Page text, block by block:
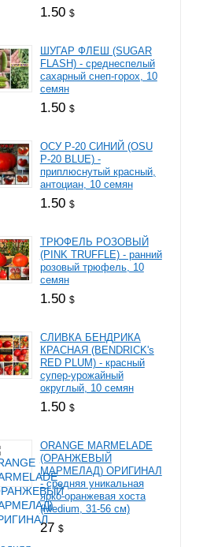
1.50 $
ШУГАР ФЛЕШ (SUGAR
FLASH) - среднеспелый
сахарный снеп-горох, 10
семян
1.50 $
OСУ Р-20 СИНИЙ (OSU
P-20 BLUE) -
приплюснутый красный,
антоциан, 10 семян
1.50 $
ТРЮФЕЛЬ РОЗОВЫЙ
(PINK TRUFFLE) - ранний
розовый трюфель, 10
семян
1.50 $
СЛИВКА БЕНДРИКА
КРАСНАЯ (BENDRICK's
RED PLUM) - красный
супер-урожайный
округлый, 10 семян
1.50 $
ORANGE MARMELADE
(ОРАНЖЕВЫЙ
МАРМЕЛАД) ОРИГИНАЛ
- средняя уникальная
ярко-оранжевая хоста
(Medium, 31-56 см)
27 $